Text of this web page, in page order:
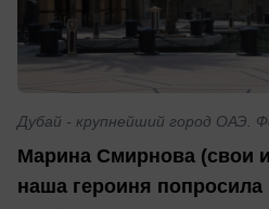
Дубай - крупнейший город ОАЭ.
Марина Смирнова (свои
наша героиня